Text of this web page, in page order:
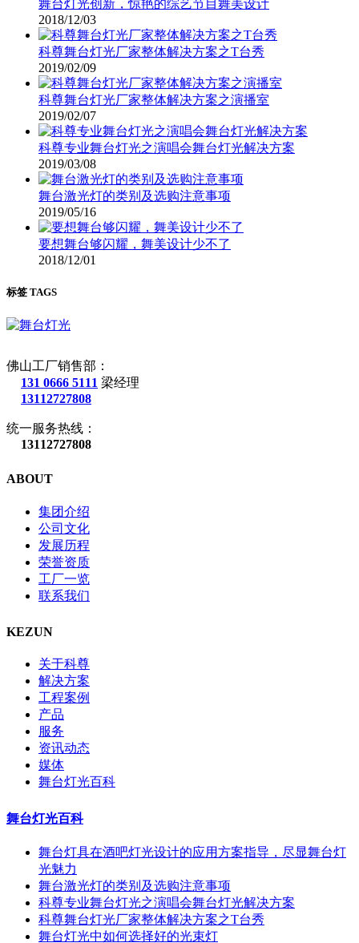
舞台灯光创新，惊艳的综艺节目舞美设计
2018/12/03
科尊舞台灯光厂家整体解决方案之T台秀
2019/02/09
科尊舞台灯光厂家整体解决方案之演播室
2019/02/07
科尊专业舞台灯光之演唱会舞台灯光解决方案
2019/03/08
舞台激光灯的类别及选购注意事项
2019/05/16
要想舞台够闪耀，舞美设计少不了
2018/12/01
标签 TAGS
佛山工厂销售部：
131 0666 5111 梁经理
13112727808
统一服务热线：
13112727808
ABOUT
集团介绍
公司文化
发展历程
荣誉资质
工厂一览
联系我们
KEZUN
关于科尊
解决方案
工程案例
产品
服务
资讯动态
媒体
舞台灯光百科
舞台灯光百科
舞台灯具在酒吧灯光设计的应用方案指导，尽显舞台灯
光魅力
舞台激光灯的类别及选购注意事项
科尊专业舞台灯光之演唱会舞台灯光解决方案
科尊舞台灯光厂家整体解决方案之T台秀
舞台灯光中如何选择好的光束灯